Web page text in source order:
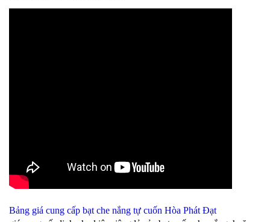
Bảng giá cung cấp bạt che nắng tự cuốn Hòa Phát Đạt